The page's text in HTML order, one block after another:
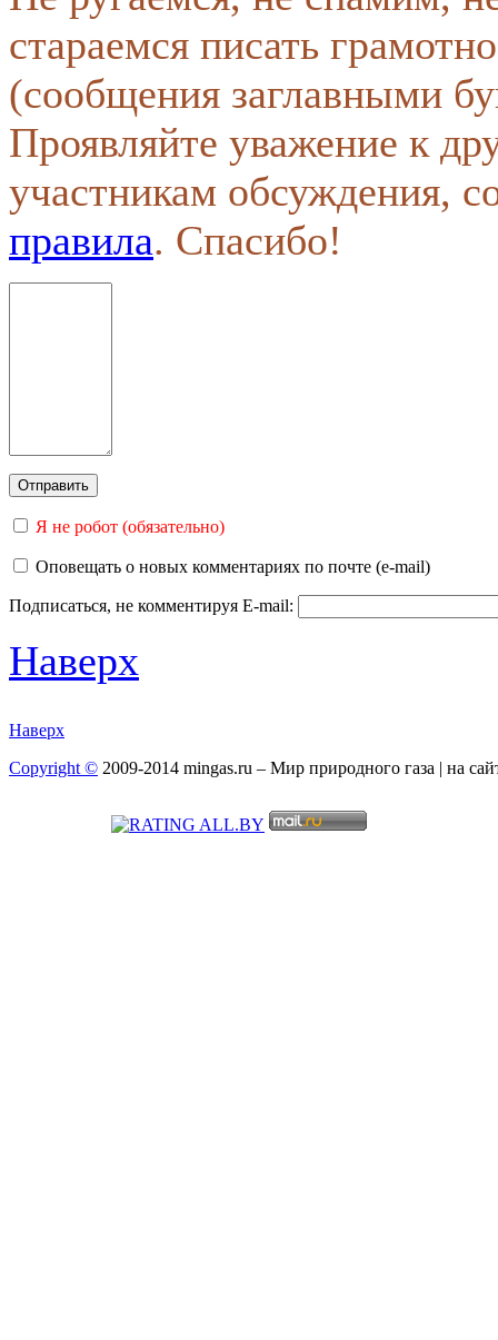
стараемся писать
(сообщения заглавными
Проявляйте уважение к
участникам обсуждения,
правила. Спасибо!
Я не робот (обязательно)
Оповещать о новых комментариях по почте (e-mail)
Подписаться, не комментируя E-mail:
Наверх
Наверх
Copyright © 2009-2014 mingas.ru – Мир природного газа | на